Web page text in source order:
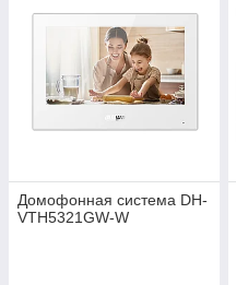
Домофонная система DH-
VTH5321GW-W